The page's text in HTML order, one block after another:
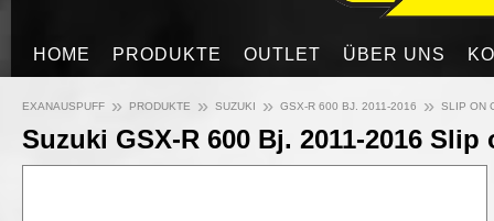
HOME PRODUKTE OUTLET ÜBER UNS
EXANAUSPUFF » PRODUKTE » SUZUKI » GSX-R 600 BJ. 2011-2016 » SLIP ON
Suzuki GSX-R 600 Bj. 2011-2016